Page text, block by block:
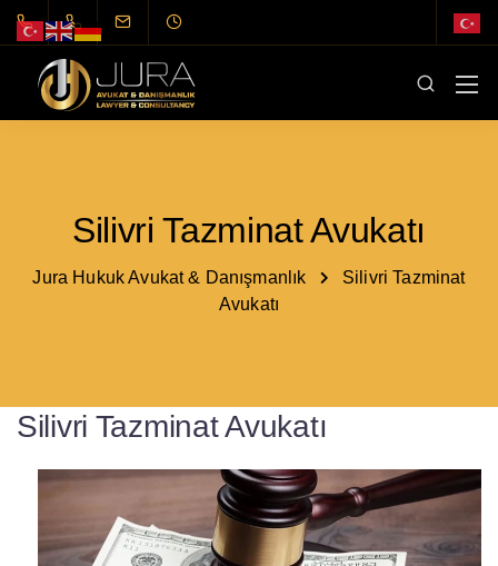
Silivri Tazminat Avukatı
Jura Hukuk Avukat & Danışmanlık
Silivri Tazminat
Avukatı
Silivri Tazminat Avukatı